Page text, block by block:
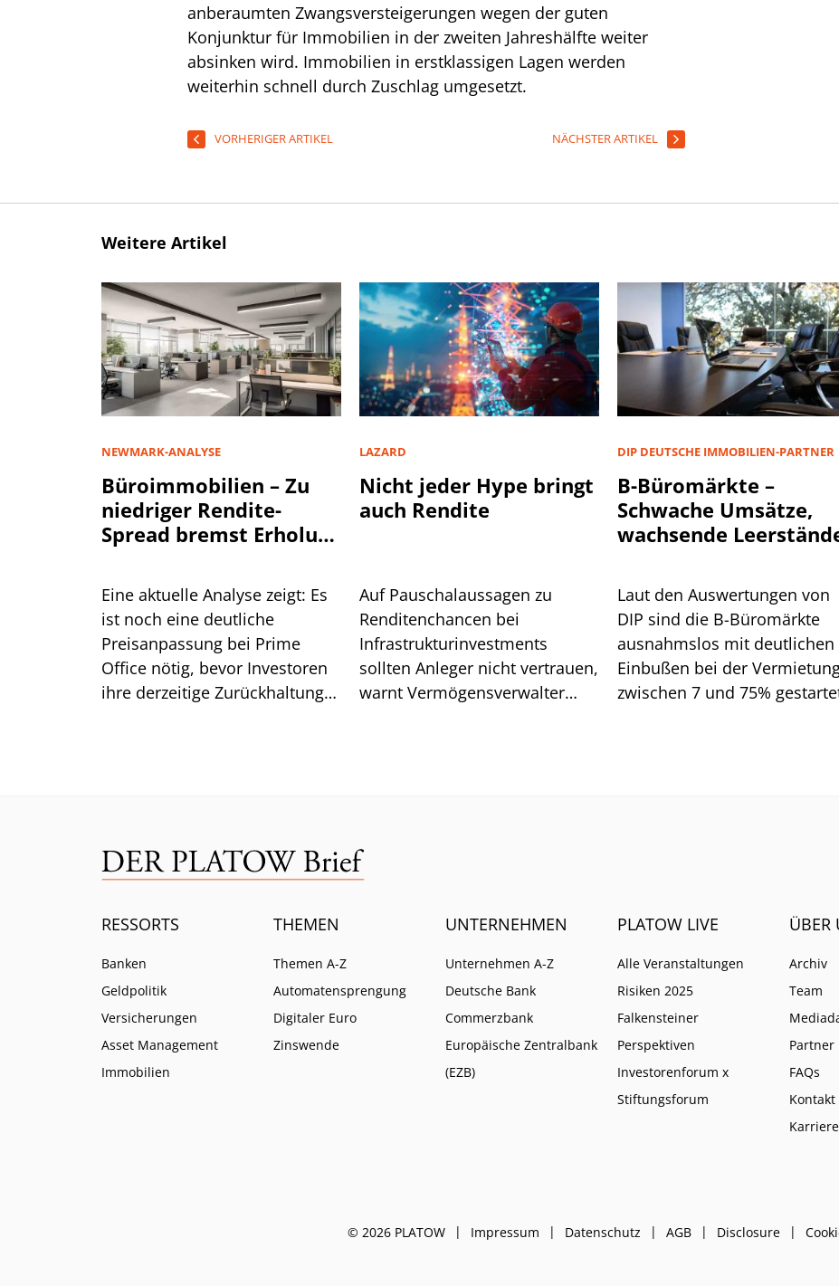
anberaumten Zwangsversteigerungen wegen der guten
Konjunktur für Immobilien in der zweiten Jahreshälfte weiter
absinken wird. Immobilien in erstklassigen Lagen werden
weiterhin schnell durch Zuschlag umgesetzt.
VORHERIGER ARTIKEL NÄCHSTER ARTIKEL
Weitere Artikel
NEWMARK-ANALYSE
Büroimmobilien – Zu
niedriger Rendite-
Spread bremst Erholung
Eine aktuelle Analyse zeigt: Es
ist noch eine deutliche
Preisanpassung bei Prime
Office nötig, bevor Investoren
ihre derzeitige Zurückhaltung
LAZARD
Nicht jeder Hype bringt
auch Rendite
Auf Pauschalaussagen zu
Renditenchancen bei
Infrastrukturinvestments
sollten Anleger nicht vertrauen,
warnt Vermögensverwalter
DIP DEUTSCHE IMMOBILIEN-PARTNER
B-Büromärkte –
Schwache Umsätze,
wachsende
Laut den Auswertungen von
DIP sind die B-Büromärkte
ausnahmslos mit deutlichen
Einbußen bei der
zwischen 7 und 75%
RESSORTS
Banken
Geldpolitik
Versicherungen
Asset Management
Immobilien
THEMEN
Themen A-Z
Automatensprengung
Digitaler Euro
Zinswende
UNTERNEHMEN
Unternehmen A-Z
Deutsche Bank
Commerzbank
Europäische Zentralbank
(EZB)
PLATOW LIVE
Alle Veranstaltungen
Risiken 2025
Falkensteiner
Perspektiven
Investorenforum x
Stiftungsforum
ÜBER
Archiv
Team
Partner
FAQs
Kontakt
Karriere
© 2026 PLATOW Impressum Datenschutz AGB Disclosure